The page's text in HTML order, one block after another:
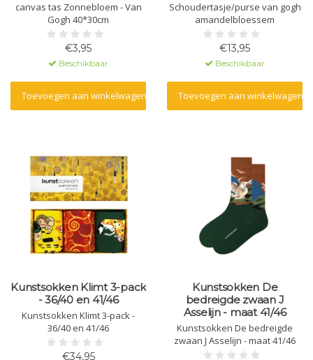
canvas tas Zonnebloem - Van
Gogh 40*30cm
€3,95
Beschikbaar
Toevoegen aan winkelwagen
Schoudertasje/purse van gogh
amandelbloessem
€13,95
Beschikbaar
Toevoegen aan winkelwagen
Kunstsokken Klimt 3-pack
- 36/40 en 41/46
Kunstsokken Klimt 3-pack -
36/40 en 41/46
€34,95
Kunstsokken De
bedreigde zwaan J
Asselijn - maat 41/46
Kunstsokken De bedreigde
zwaan J Asselijn - maat 41/46